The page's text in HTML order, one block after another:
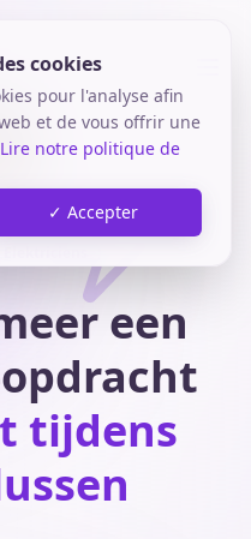
cookies
pour l'analyse afin
et de vous offrir une
Lire notre politique de
✓ Accepter
een
tijdens